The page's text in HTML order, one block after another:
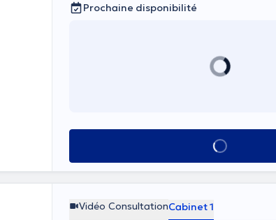
Prochaine disponibilité
Voir tout
Vidéo ConsultationCabinet 1